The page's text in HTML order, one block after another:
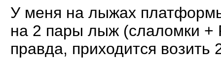
У меня на лыжах
на 2 пары лыж (слаломки +
правда, приходится возить